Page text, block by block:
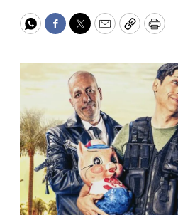
WhatsApp
Facebook
Twitter
EmailCopyPrint